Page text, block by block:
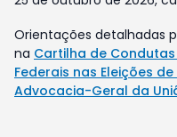
Orientações detalhadas
na Cartilha de
Federais nas Eleições
Advocacia-Geral da